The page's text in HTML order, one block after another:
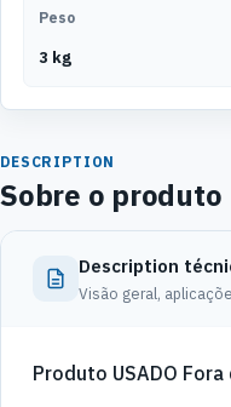
Peso
3 kg
DESCRIPTION
Sobre o produto
Description
Visão geral,
Produto USADO